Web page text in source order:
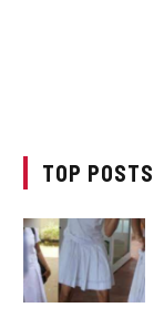
TOP POSTS